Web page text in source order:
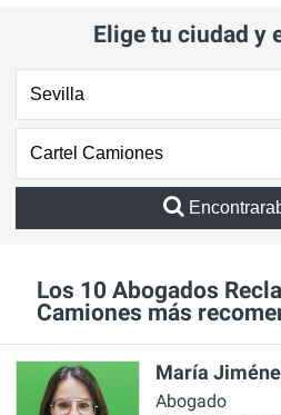
Elige tu ciudad y
Los 10 Abogados
Camiones más
María
Abogado